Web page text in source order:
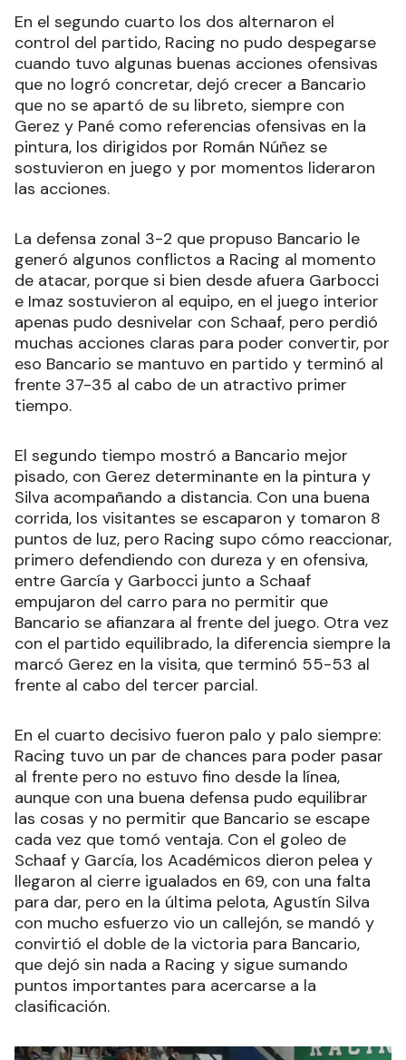
En el segundo cuarto los dos alternaron el
control del partido, Racing no pudo despegarse
cuando tuvo algunas buenas acciones ofensivas
que no logró concretar, dejó crecer a Bancario
que no se apartó de su libreto, siempre con
Gerez y Pané como referencias ofensivas en la
pintura, los dirigidos por Román Núñez se
sostuvieron en juego y por momentos lideraron
las acciones.
La defensa zonal 3-2 que propuso Bancario le
generó algunos conflictos a Racing al momento
de atacar, porque si bien desde afuera Garbocci
e Imaz sostuvieron al equipo, en el juego interior
apenas pudo desnivelar con Schaaf, pero perdió
muchas acciones claras para poder convertir, por
eso Bancario se mantuvo en partido y terminó al
frente 37-35 al cabo de un atractivo primer
tiempo.
El segundo tiempo mostró a Bancario mejor
pisado, con Gerez determinante en la pintura y
Silva acompañando a distancia. Con una buena
corrida, los visitantes se escaparon y tomaron 8
puntos de luz, pero Racing supo cómo reaccionar,
primero defendiendo con dureza y en ofensiva,
entre García y Garbocci junto a Schaaf
empujaron del carro para no permitir que
Bancario se afianzara al frente del juego. Otra vez
con el partido equilibrado, la diferencia siempre la
marcó Gerez en la visita, que terminó 55-53 al
frente al cabo del tercer parcial.
En el cuarto decisivo fueron palo y palo siempre:
Racing tuvo un par de chances para poder pasar
al frente pero no estuvo fino desde la línea,
aunque con una buena defensa pudo equilibrar
las cosas y no permitir que Bancario se escape
cada vez que tomó ventaja. Con el goleo de
Schaaf y García, los Académicos dieron pelea y
llegaron al cierre igualados en 69, con una falta
para dar, pero en la última pelota, Agustín Silva
con mucho esfuerzo vio un callejón, se mandó y
convirtió el doble de la victoria para Bancario,
que dejó sin nada a Racing y sigue sumando
puntos importantes para acercarse a la
clasificación.